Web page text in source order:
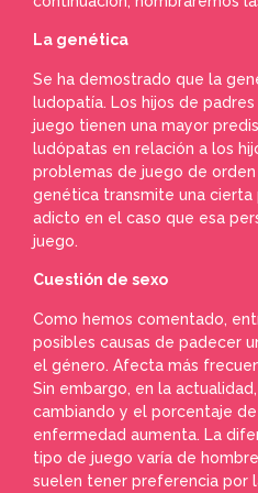
La genética
Se ha demostrado que la
ludopatía. Los hijos de
juego tienen una mayor
ludópatas en relación a los
problemas de juego de
genética transmite una cierta
adicto en el caso que esa
juego.
Cuestión de sexo
Como hemos comentado,
posibles causas de padecer
el género. Afecta más
Sin embargo, en la
cambiando y el porcentaje
enfermedad aumenta. La
tipo de juego varía de
suelen tener preferencia por